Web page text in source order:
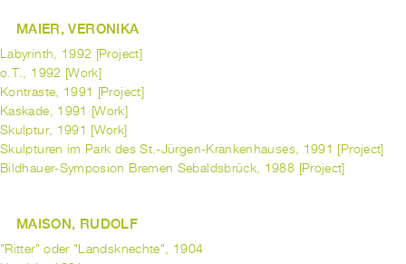
MAIER, VERONIKA
Labyrinth, 1992 [Project]
o.T., 1992 [Work]
Kontraste, 1991 [Project]
Kaskade, 1991 [Work]
Skulptur, 1991 [Work]
Skulpturen im Park des St.-Jürgen-Krankenhauses, 1991 [Project]
Bildhauer-Symposion Bremen Sebaldsbrück, 1988 [Project]
MAISON, RUDOLF
"Ritter" oder "Landsknechte", 1904